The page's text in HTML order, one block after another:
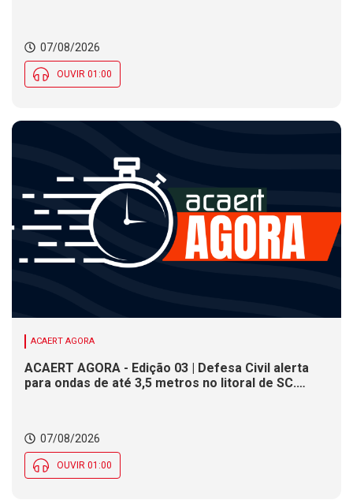
07/08/2026
OUVIR 01:00
ACAERT AGORA
ACAERT AGORA - Edição 03 | Defesa Civil alerta
para ondas de até 3,5 metros no litoral de SC.
07/08/2026
OUVIR 01:00